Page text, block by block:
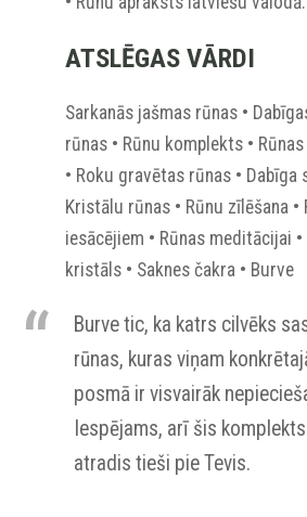
ATSLĒGAS VĀRDI
Sarkanās jašmas rūnas •
rūnas • Rūnu komplekts •
• Roku gravētas rūnas • Dabīga
Kristālu rūnas • Rūnu zīlēšana
iesācējiem • Rūnas meditācijai •
kristāls • Saknes čakra • Burve
Burve tic, ka katrs cilvēks
rūnas, kuras viņam
posmā ir visvairāk
Iespējams, arī šis
atradis tieši pie Tevis.